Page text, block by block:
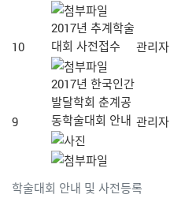
학술대회 안내 및 사전등록
10
2017년 추계학술
대회 사전접수
관리자
9
2017년 한국인간
발달학회 춘계공
동학술대회 안내 관리자